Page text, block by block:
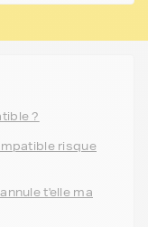
?
risque
t'elle ma